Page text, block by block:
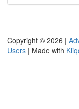
Copyright © 2026 |
Users | Made with